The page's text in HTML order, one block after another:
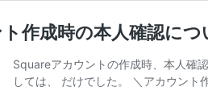
作成時の本人確認に
Squareアカウントの作成時、本人確
しては、 だけでした。 ＼アカウン